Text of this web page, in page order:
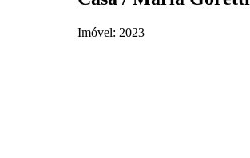
Imóvel: 2023